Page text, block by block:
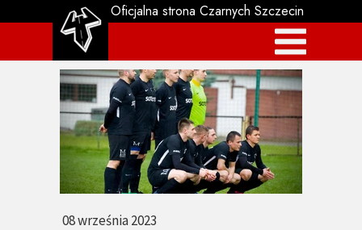
08 września 2023
Oficjalna strona Czarnych Szczecin